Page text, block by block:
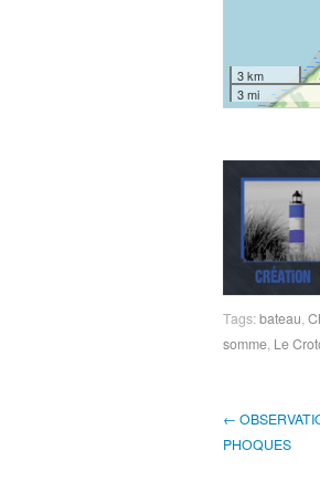
3 km
3 mi
Tags:bateau,
somme, Le
←
PHOQUES